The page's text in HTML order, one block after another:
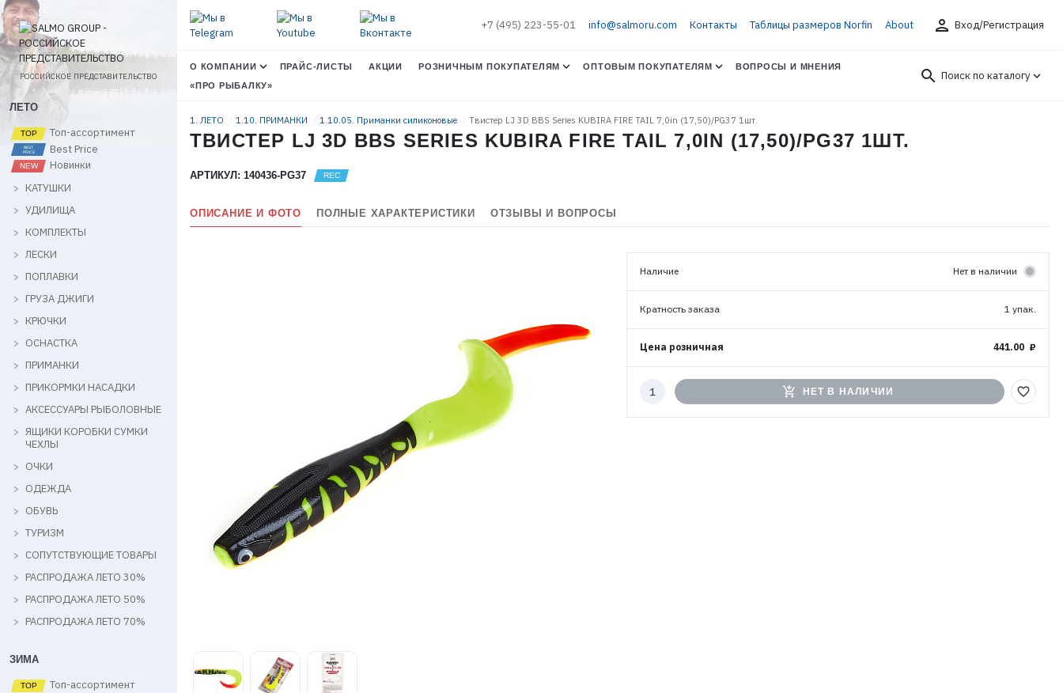
ПАРОЛЬ
РОССИЙСКОЕ ПРЕДСТАВИТЕЛЬСТВО
ЛЕТО
Топ-ассортимент
Best Price
Новинки
КАТУШКИ
УДИЛИЩА
КОМПЛЕКТЫ
ЛЕСКИ
ПОПЛАВКИ
ГРУЗА ДЖИГИ
КРЮЧКИ
ОСНАСТКА
ПРИМАНКИ
ПРИКОРМКИ НАСАДКИ
АКСЕССУАРЫ РЫБОЛОВНЫЕ
ЯЩИКИ КОРОБКИ СУМКИ
ЧЕХЛЫ
ОЧКИ
ОДЕЖДА
ОБУВЬ
ТУРИЗМ
СОПУТСТВУЮЩИЕ ТОВАРЫ
РАСПРОДАЖА ЛЕТО 30%
РАСПРОДАЖА ЛЕТО 50%
РАСПРОДАЖА ЛЕТО 70%
ЗИМА
Топ-ассортимент
+7 (495) 223-55-01 info@salmoru.com Контакты Таблицы размеров Norfin About person Вход/Регистрация
О КОМПАНИИ ПРАЙС-ЛИСТЫ АКЦИИ РОЗНИЧНЫМ ПОКУПАТЕЛЯМ ОПТОВЫМ ПОКУПАТЕЛЯМ
ВОПРОСЫ И МНЕНИЯ
«ПРО РЫБАЛКУ»
search Поиск по каталогу
1. ЛЕТО 1.10. ПРИМАНКИ 1.10.05. Приманки силиконовые Твистер LJ 3D BBS Series KUBIRA FIRE TAIL 7,0in (17,50)/PG37 1шт.
ТВИСТЕР LJ 3D BBS SERIES KUBIRA FIRE TAIL 7,0IN (17,50)/PG37 1ШТ.
АРТИКУЛ: 140436-PG37
ОПИСАНИЕ И ФОТО ПОЛНЫЕ ХАРАКТЕРИСТИКИ ОТЗЫВЫ И ВОПРОСЫ
Наличие Нет в наличии
Кратность заказа 1 упак.
Цена розничная 441.00 ₽
Количество
add_shopping_cart НЕТ В НАЛИЧИИ favorite_border